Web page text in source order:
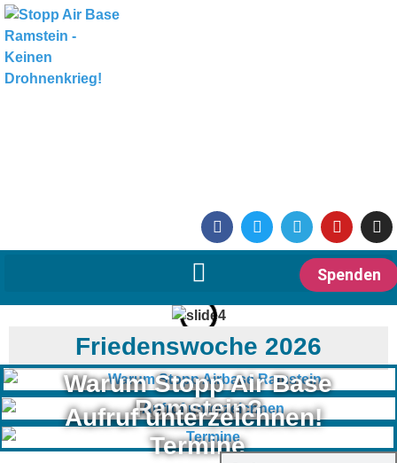
Spenden
Friedenswoche 2026
Warum Stopp Air Base
Ramstein?
Aufruf unterzeichnen!
Termine